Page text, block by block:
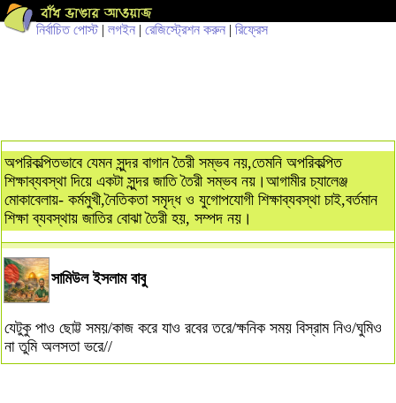
নির্বাচিত পোস্ট| লগইন | রেজিস্ট্রেশন করুন | রিফ্রেস
অপরিকল্পিতভাবে যেমন সুন্দর বাগান তৈরী সম্ভব নয়,তেমনি অপরিকল্পিত
শিক্ষাব্যবস্থা দিয়ে একটা সুন্দর জাতি তৈরী সম্ভব নয়।আগামীর চ্যালেঞ্জ
মোকাবেলায়- কর্মমুখী,নৈতিকতা সমৃদ্ধ ও যুগোপযোগী শিক্ষাব্যবস্থা চাই,বর্তমান
শিক্ষা ব্যবস্থায় জাতির বোঝা তৈরী হয়, সম্পদ নয়।
সামিউল ইসলাম বাবু
যেটুকু পাও ছোট্ট সময়/কাজ করে যাও রবের তরে/ক্ষনিক সময় বিস্রাম নিও/ঘুমিও
না তুমি অলসতা ভরে//